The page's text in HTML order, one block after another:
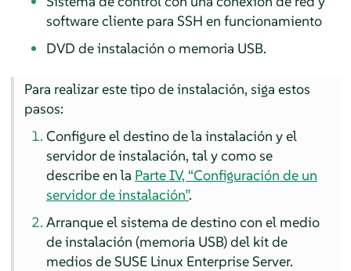
software cliente para SSH en funcionamiento
DVD de instalación o memoria USB.
Para realizar este tipo de instalación, siga estos
pasos:
Configure el destino de la instalación y el
servidor de instalación, tal y como se
describe en la Parte IV, “Configuración de un
servidor de instalación”.
Arranque el sistema de destino con el medio
de instalación (memoria USB) del kit de
medios de SUSE Linux Enterprise Server.